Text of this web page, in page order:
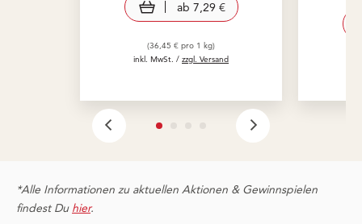
ab 7,29 €
(36,45 € pro 1 kg)
inkl. MwSt. / zzgl. Versand
*Alle Informationen zu aktuellen Aktionen & Gewinnspielen
findest Du hier.